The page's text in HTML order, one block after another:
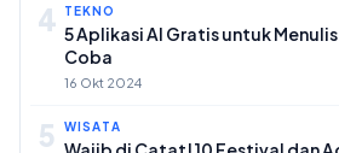
4 TEKNO
5 Aplikasi AI Gratis untuk
Coba
16 Okt 2024
5 WISATA